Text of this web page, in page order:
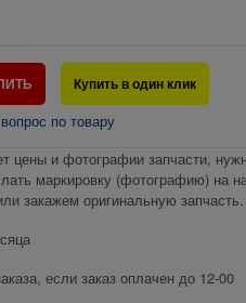
Купить в один клик
по товару
цены и фотографии запчасти,
маркировку (фотографию) на
закажем оригинальную запчасть.
если заказ оплачен до 12-00